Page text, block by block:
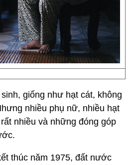
giống như hạt cát, không
nhiều phụ nữ, nhiều hạt
nhiều và những đóng góp
thúc năm 1975, đất nước